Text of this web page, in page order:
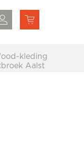
kleding
Aalst